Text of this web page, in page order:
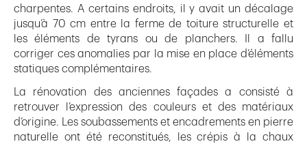
charpentes. A certains endroits, il y avait un décalage
jusqu’à 70 cm entre la ferme de toiture structurelle et
les éléments de tyrans ou de planchers. Il a fallu
corriger ces anomalies par la mise en place d’éléments
statiques complémentaires.
La rénovation des anciennes façades a consisté à
retrouver l’expression des couleurs et des matériaux
d’origine. Les soubassements et encadrements en pierre
naturelle ont été reconstitués, les crépis à la chaux